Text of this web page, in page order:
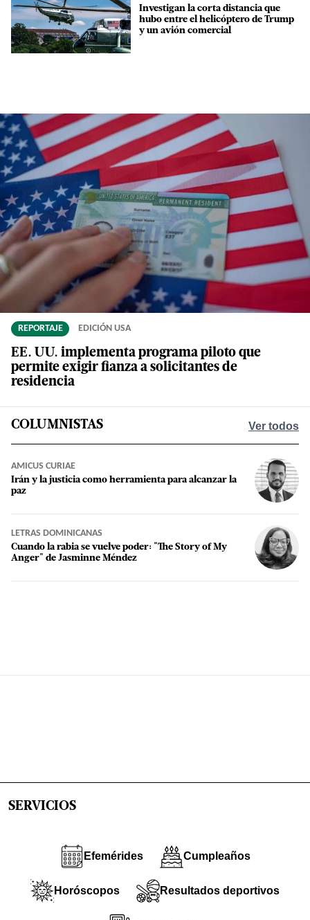
Investigan la corta distancia que
hubo entre el helicóptero de Trump
y un avión comercial
REPORTAJE EDICIÓN USA
EE. UU. implementa programa piloto que
permite exigir fianza a solicitantes de
residencia
Ver todos
COLUMNISTAS
AMICUS CURIAE
Irán y la justicia como herramienta para alcanzar la
paz
LETRAS DOMINICANAS
Cuando la rabia se vuelve poder: "The Story of My
Anger" de Jasminne Méndez
SERVICIOS
Efemérides Cumpleaños
Horóscopos Resultados deportivos